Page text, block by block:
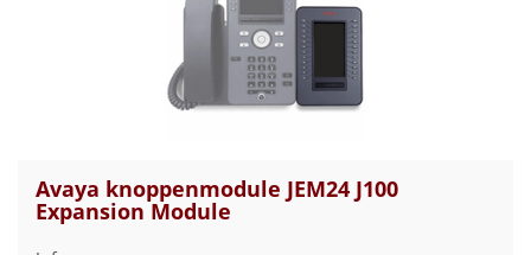
Avaya knoppenmodule JEM24 J100
Expansion Module